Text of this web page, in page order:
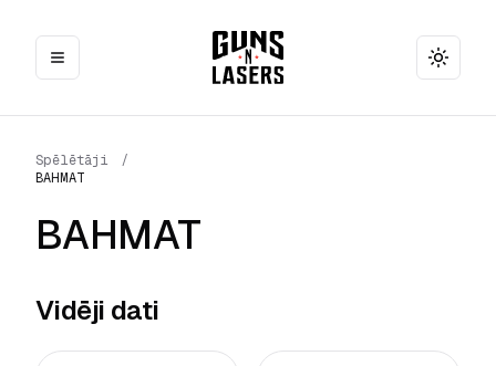
Toggle
Spēlētāji
/
BAHMAT
BAHMAT
Vidēji dati